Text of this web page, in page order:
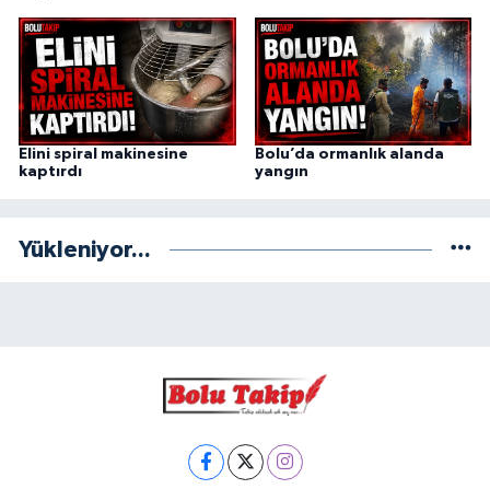
Elini spiral makinesine
kaptırdı
Bolu’da ormanlık alanda
yangın
Yükleniyor...